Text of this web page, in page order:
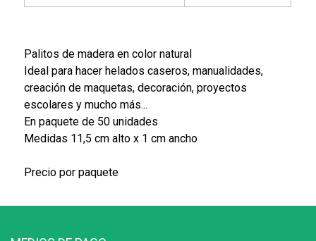
Palitos de madera en color natural
Ideal para hacer helados caseros, manualidades,
creación de maquetas, decoración, proyectos
escolares y mucho más...
En paquete de 50 unidades
Medidas 11,5 cm alto x 1 cm ancho
Precio por paquete